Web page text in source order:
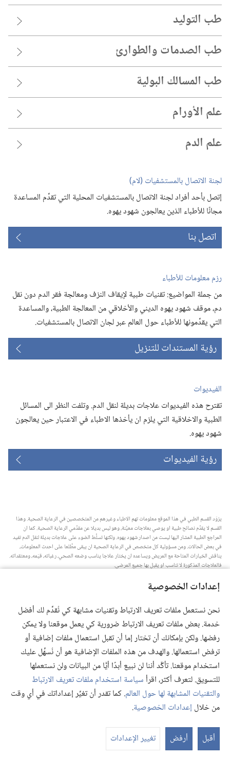
إعدادات الخصوصية
نحن نستعمل ملفات تعريف الارتباط وتقنيات مشابهة كي نُقدِّم لك أفضل
خدمة. بعض ملفات تعريف الارتباط ضرورية كي يعمل موقعنا ولا يمكن
رفضها. ولكن بإمكانك أن تختار إما أن تقبل استعمال ملفات إضافية أو
ترفض استعمالها. والهدف من هذه الملفات الإضافية هو أن نُسهِّل عليك
استخدام موقعنا. تأكَّد أننا لن نبيع أبدًا أيًّا من البيانات ولن نستعملها
للتسويق. لتعرف أكثر، اقرأسياسة استخدام ملفات تعريف الارتباط
والتقنيات المشابهة لها حول العالم. كما تقدر أن تغيِّر إعداداتك في أي وقت
من خلال إعدادات الخصوصية.
أقبل أرفض تغيير الإعدادات
طب التوليد
طب الصدمات والطوارئ
طب المسالك البولية
علم الأورام
علم الدم
لجنة الاتصال بالمستشفيات (‏لام)‏
إتصل بأحد أفراد لجنة الاتصال بالمستشفيات المحلية التي تقدِّم المساعدة
مجانًا للأطباء الذين يعالجون شهود يهوه.‏
اتصل بنا
رزم معلومات للأطباء
من جملة المواضيع:‏ تقنيات طبية لإيقاف النزف ومعالجة فقر الدم دون نقل
دم،‏ موقف شهود يهوه الديني والأخلاقي من المعالجة الطبية،‏ والمساعدة
التي يقدِّمونها للأطباء حول العالم عبر لجان الاتصال بالمستشفيات.‏
رؤية المستندات للتنزيل
الفيديوات
تقترح هذه الفيديوات علاجات بديلة لنقل الدم.‏ وتلفت النظر الى المسائل
الطبية والاخلاقية التي يلزم ان يأخذها الاطباء في الاعتبار حين يعالجون
شهود يهوه.‏
رؤية الفيديوات
يزوّد القسم الطبي في هذا الموقع معلومات تهم الاطباء وغيرهم من المتخصصين في الرعاية الصحية.‏ وهذا
القسم لا يقدِّم نصائح طبية او يوصي بعلاجات معيَّنة،‏ وهو ليس بديلا عن مقدِّمي الرعاية الصحية.‏ كما ان
المراجع الطبية المشار اليها ليست من اصدار شهود يهوه.‏ ولكنها تسلِّط الضوء على علاجات بديلة لنقل الدم تفيد
في بعض الحالات.‏ ومن مسؤولية كل متخصص في الرعاية الصحية ان يبقى مطَّلعا على احدث المعلومات،‏
يناقش الخيارات المتاحة مع المريض ويساعده ان يختار علاجا يناسب وضعه الصحي،‏ رغباته،‏ قيَمه،‏ ومعتقداته.‏
فالعلاجات المذكورة لا تناسب او يقبل بها جميع المرضى.‏
ملاحظة للمريض:‏ استشر دائما طبيبك او شخصا متخصصا في الرعاية الصحية لتحصل على معلومات حول
المشاكل الصحية والعلاجات المتاحة.‏ واستعن بالطبيب اذا شعرت انك مريض.‏
يلزم استخدام هذا الموقع وفقا لشروط الاستخدام.‏
إعدادات المظهر
© 2026 .Watch Tower Bible and Tract Society of Pennsylvania